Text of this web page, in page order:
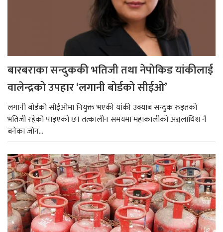
बारबराका सन्दुककी भतिजी तथा नेपोकिड यांकीलाई
वालेन्द्रको उपहार ‘लगानी बोर्डको सीईओ’
लगानी बोर्डको सीईओमा नियुक्त भएकी यांकी उक्याब सन्दुक रुइतको
भतिजी रहेको पाइएको छ। तत्कालीन समयमा महाकालीको अञ्चलाधिश नै
बनेका जोन...